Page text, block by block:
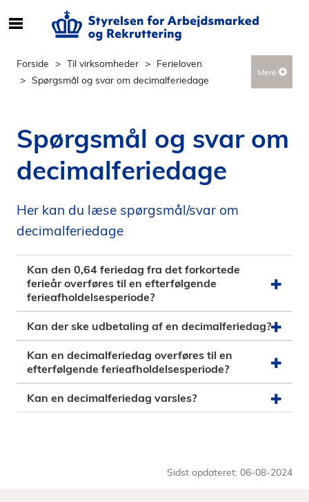
e
r
n
h
l
d
p
å
i
d
e
n
Forside Til virksomheder
Ferieloven
Spørgsmål og svar om decimalferiedage
Mere
Spørgsmål og svar om
decimalferiedage
Her kan du læse spørgsmål/svar om
decimalferiedage
Kan den 0,64 feriedag fra det forkortede
ferieår overføres til en efterfølgende
ferieafholdelsesperiode?
Kan der ske udbetaling af en decimalferiedag?
Kan en decimalferiedag overføres til en
efterfølgende ferieafholdelsesperiode?
Kan en decimalferiedag varsles?
Sidst opdateret: 06-08-2024